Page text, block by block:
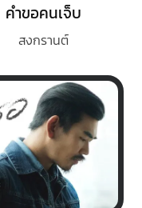
คำขอคนเจ็บ
สงกรานต์